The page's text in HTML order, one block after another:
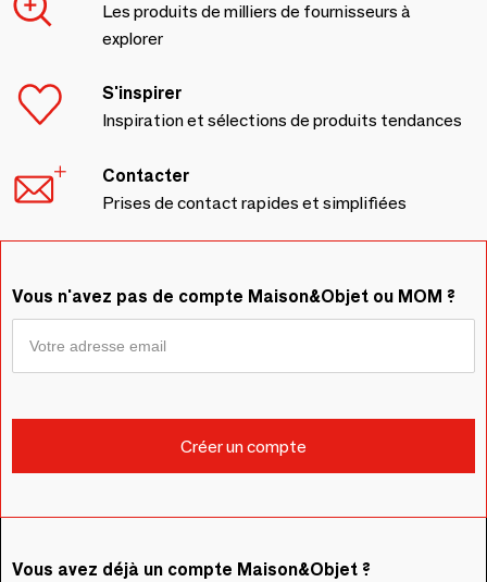
Les produits de milliers de fournisseurs à
explorer
S'inspirer
Inspiration et sélections de produits tendances
Contacter
Prises de contact rapides et simplifiées
Vous n'avez pas de compte Maison&Objet ou MOM ?
Vous avez déjà un compte Maison&Objet ?